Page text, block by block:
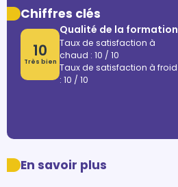
Chiffres clés
10
Très bien
Qualité de la formation
Taux de satisfaction à
chaud : 10 / 10
Taux de satisfaction à froid
: 10 / 10
En savoir plus